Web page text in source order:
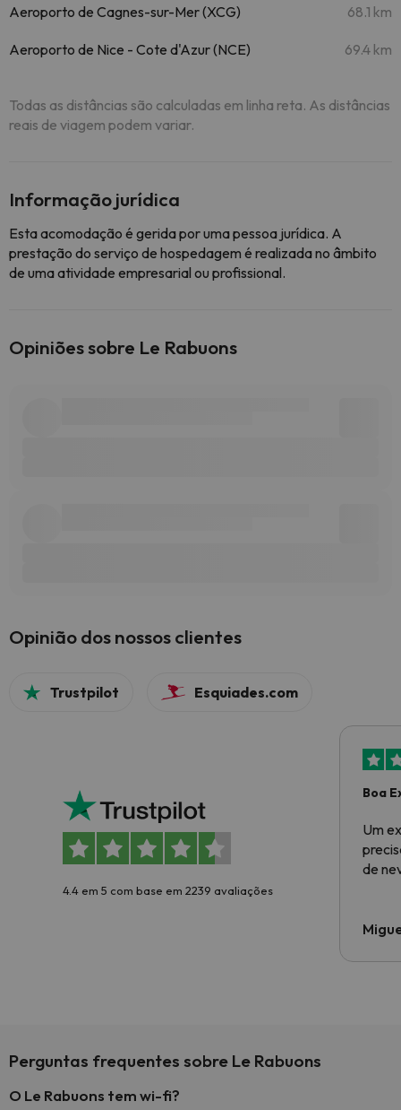
Aeroporto de Cagnes-sur-Mer (XCG) 68.1 km
Aeroporto de Nice - Cote d'Azur (NCE) 69.4 km
Todas as distâncias são calculadas em linha reta. As distâncias
reais de viagem podem variar.
Informação jurídica
Esta acomodação é gerida por uma pessoa jurídica. A
prestação do serviço de hospedagem é realizada no âmbito
de uma atividade empresarial ou profissional.
Opiniões sobre Le Rabuons
Opinião dos nossos clientes
Trustpilot Esquiades.com
4.4 em 5 com base em 2239 avaliações
Boa
Um
de
Perguntas frequentes sobre Le Rabuons
O Le Rabuons tem wi-fi?